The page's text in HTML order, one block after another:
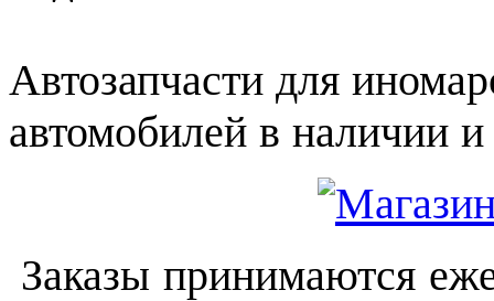
Автозапчасти для
автомобилей в наличии и
Заказы принимаются